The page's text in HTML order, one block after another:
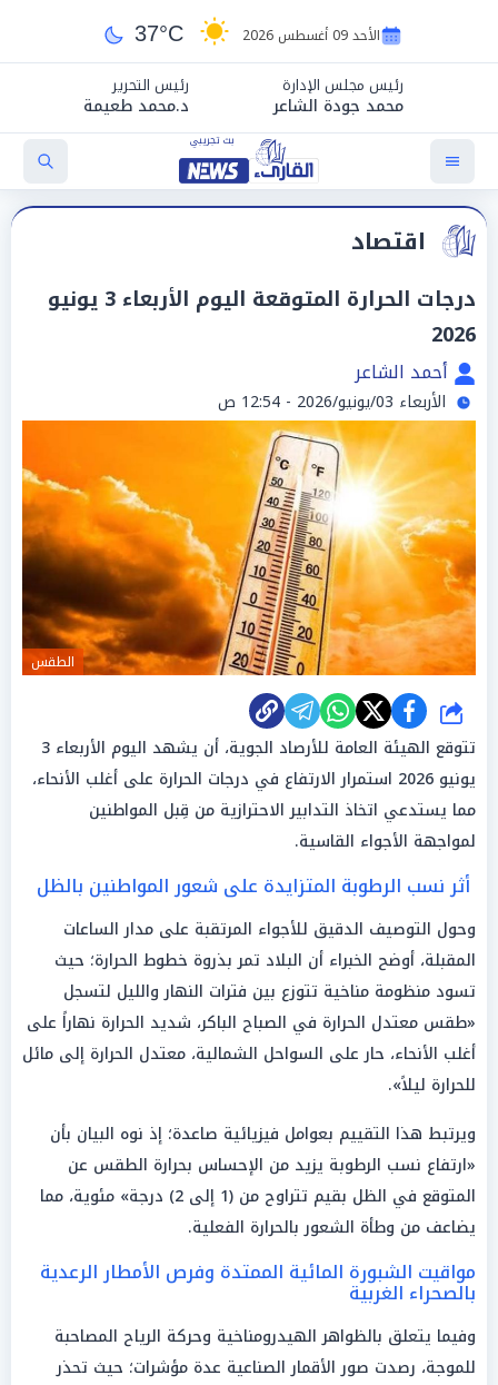
الأحد 09 أغسطس 2026 37°C
رئيس مجلس الإدارة
محمد جودة الشاعر
رئيس التحرير
د.محمد طعيمة
اقتصاد
درجات الحرارة المتوقعة اليوم الأربعاء 3 يونيو
2026
أحمد الشاعر
الأربعاء 03/يونيو/2026 - 12:54 ص
الطقس
شارك
تتوقع الهيئة العامة للأرصاد الجوية، أن يشهد اليوم الأربعاء 3
يونيو 2026 استمرار الارتفاع في درجات الحرارة على أغلب الأنحاء،
مما يستدعي اتخاذ التدابير الاحترازية من قِبل المواطنين
لمواجهة الأجواء القاسية.
أثر نسب الرطوبة المتزايدة على شعور المواطنين بالظل
وحول التوصيف الدقيق للأجواء المرتقبة على مدار الساعات
المقبلة، أوضح الخبراء أن البلاد تمر بذروة خطوط الحرارة؛ حيث
تسود منظومة مناخية تتوزع بين فترات النهار والليل لتسجل
«طقس معتدل الحرارة في الصباح الباكر، شديد الحرارة نهاراً على
أغلب الأنحاء، حار على السواحل الشمالية، معتدل الحرارة إلى مائل
للحرارة ليلاً».
ويرتبط هذا التقييم بعوامل فيزيائية صاعدة؛ إذ نوه البيان بأن
«ارتفاع نسب الرطوبة يزيد من الإحساس بحرارة الطقس عن
المتوقع في الظل بقيم تتراوح من (1 إلى 2) درجة» مئوية، مما
يضاعف من وطأة الشعور بالحرارة الفعلية.
مواقيت الشبورة المائية الممتدة وفرص الأمطار الرعدية
بالصحراء الغربية
وفيما يتعلق بالظواهر الهيدرومناخية وحركة الرياح المصاحبة
للموجة، رصدت صور الأقمار الصناعية عدة مؤشرات؛ حيث تحذر